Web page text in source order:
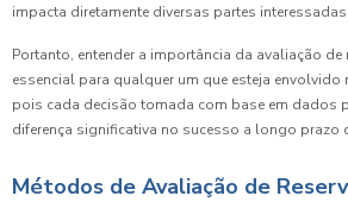
impacta diretamente diversas partes interessadas.
Portanto, entender a importância da avaliação de
essencial para qualquer um que esteja envolvido
pois cada decisão tomada com base em dados
diferença significativa no sucesso a longo prazo
Métodos de Avaliação de